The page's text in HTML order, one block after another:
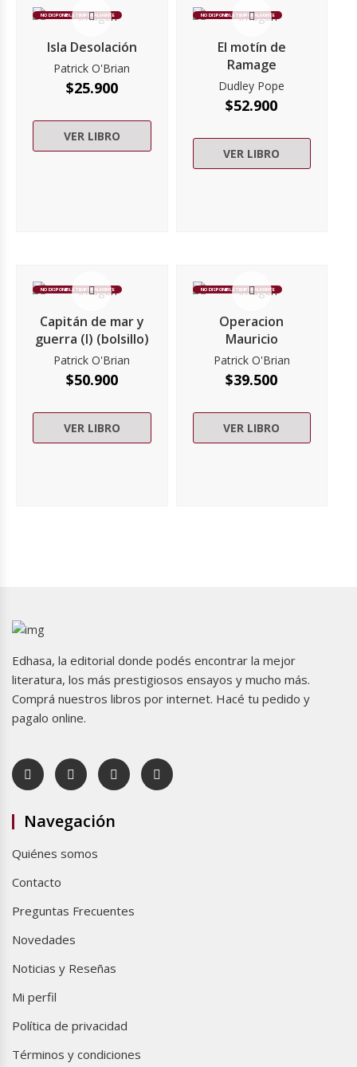
NO DISPONIBLE TEMPORALMENTE
Isla Desolación
Patrick O'Brian
$25.900
VER LIBRO
NO DISPONIBLE TEMPORALMENTE
El motín de
Ramage
Dudley Pope
$52.900
VER LIBRO
NO DISPONIBLE TEMPORALMENTE
Capitán de mar y
guerra (I) (bolsillo)
Patrick O'Brian
$50.900
VER LIBRO
NO DISPONIBLE TEMPORALMENTE
Operacion
Mauricio
Patrick O'Brian
$39.500
VER LIBRO
Edhasa, la editorial donde podés encontrar la mejor
literatura, los más prestigiosos ensayos y mucho más.
Comprá nuestros libros por internet. Hacé tu pedido y
pagalo online.
Navegación
Quiénes somos
Contacto
Preguntas Frecuentes
Novedades
Noticias y Reseñas
Mi perfil
Política de privacidad
Términos y condiciones